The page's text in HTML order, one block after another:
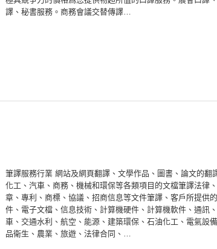
譯、秘書服務。商務會議交替傳譯…
筆譯服務行業 網站及網頁翻譯、文學作品、圖書、論文的翻
化工、汽車、商務、機械和環保等各類項目的文檔筆譯法律
章、專利、商標、協議、招商信息等文件筆譯、客戶所提供
件、電子文檔、信息技術、計算機硬件、計算機軟件、通訊
車、交通水利、航空、能源、建築環保、石油化工、電氣設
品衛生、農業、旅遊、法律合同、…